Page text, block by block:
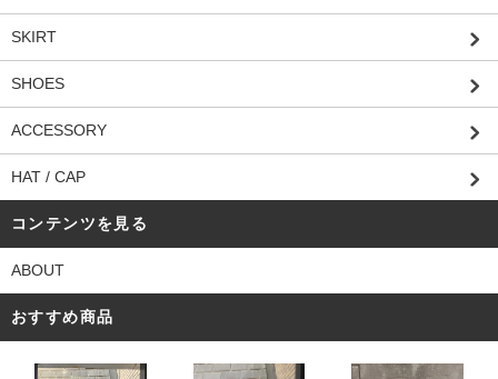
SKIRT
SHOES
ACCESSORY
HAT / CAP
コンテンツを見る
ABOUT
おすすめ商品